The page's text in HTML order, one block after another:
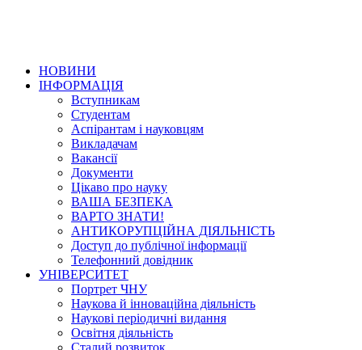
НОВИНИ
ІНФОРМАЦІЯ
Вступникам
Студентам
Аспірантам і науковцям
Викладачам
Вакансії
Документи
Цікаво про науку
ВАША БЕЗПЕКА
ВАРТО ЗНАТИ!
АНТИКОРУПЦІЙНА ДІЯЛЬНІСТЬ
Доступ до публічної інформації
Телефонний довідник
УНІВЕРСИТЕТ
Портрет ЧНУ
Наукова й інноваційна діяльність
Наукові періодичні видання
Освітня діяльність
Сталий розвиток